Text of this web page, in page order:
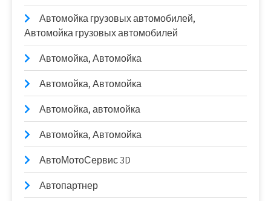
Автомойка грузовых автомобилей,
Автомойка грузовых автомобилей
Автомойка, Автомойка
Автомойка, Автомойка
Автомойка, автомойка
Автомойка, Автомойка
АвтоМотоСервис 3D
Автопартнер